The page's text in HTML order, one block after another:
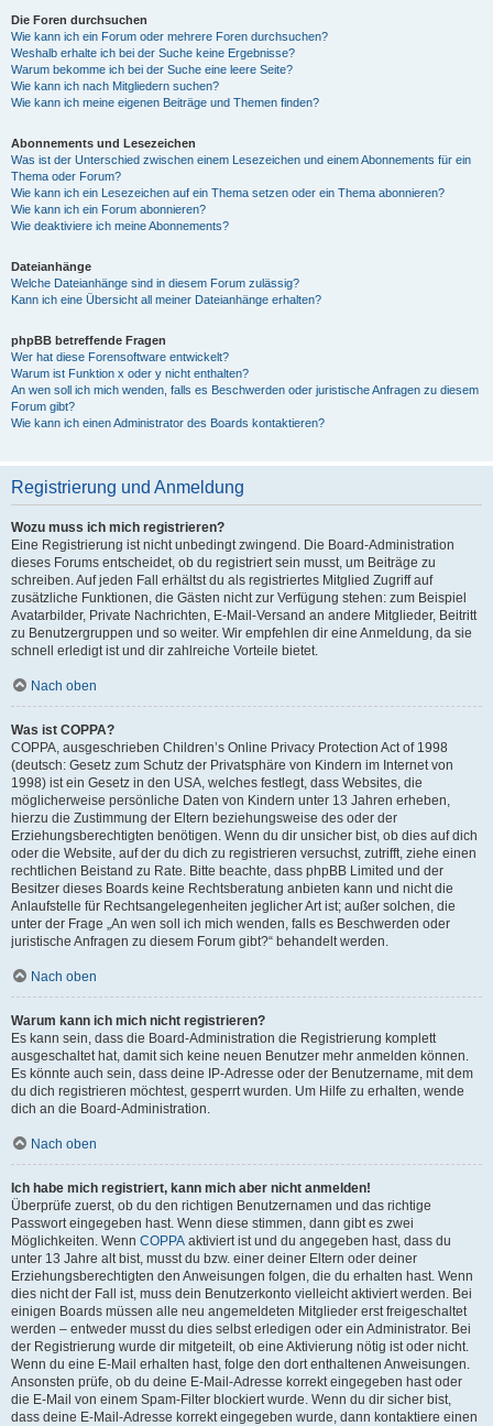
Die Foren durchsuchen
Wie kann ich ein Forum oder mehrere Foren durchsuchen?
Weshalb erhalte ich bei der Suche keine Ergebnisse?
Warum bekomme ich bei der Suche eine leere Seite?
Wie kann ich nach Mitgliedern suchen?
Wie kann ich meine eigenen Beiträge und Themen finden?
Abonnements und Lesezeichen
Was ist der Unterschied zwischen einem Lesezeichen und einem Abonnements für ein
Thema oder Forum?
Wie kann ich ein Lesezeichen auf ein Thema setzen oder ein Thema abonnieren?
Wie kann ich ein Forum abonnieren?
Wie deaktiviere ich meine Abonnements?
Dateianhänge
Welche Dateianhänge sind in diesem Forum zulässig?
Kann ich eine Übersicht all meiner Dateianhänge erhalten?
phpBB betreffende Fragen
Wer hat diese Forensoftware entwickelt?
Warum ist Funktion x oder y nicht enthalten?
An wen soll ich mich wenden, falls es Beschwerden oder juristische Anfragen zu diesem
Forum gibt?
Wie kann ich einen Administrator des Boards kontaktieren?
Registrierung und Anmeldung
Wozu muss ich mich registrieren?
Eine Registrierung ist nicht unbedingt zwingend. Die Board-Administration
dieses Forums entscheidet, ob du registriert sein musst, um Beiträge zu
schreiben. Auf jeden Fall erhältst du als registriertes Mitglied Zugriff auf
zusätzliche Funktionen, die Gästen nicht zur Verfügung stehen: zum Beispiel
Avatarbilder, Private Nachrichten, E-Mail-Versand an andere Mitglieder, Beitritt
zu Benutzergruppen und so weiter. Wir empfehlen dir eine Anmeldung, da sie
schnell erledigt ist und dir zahlreiche Vorteile bietet.
Nach oben
Was ist COPPA?
COPPA, ausgeschrieben Children’s Online Privacy Protection Act of 1998
(deutsch: Gesetz zum Schutz der Privatsphäre von Kindern im Internet von
1998) ist ein Gesetz in den USA, welches festlegt, dass Websites, die
möglicherweise persönliche Daten von Kindern unter 13 Jahren erheben,
hierzu die Zustimmung der Eltern beziehungsweise des oder der
Erziehungsberechtigten benötigen. Wenn du dir unsicher bist, ob dies auf dich
oder die Website, auf der du dich zu registrieren versuchst, zutrifft, ziehe einen
rechtlichen Beistand zu Rate. Bitte beachte, dass phpBB Limited und der
Besitzer dieses Boards keine Rechtsberatung anbieten kann und nicht die
Anlaufstelle für Rechtsangelegenheiten jeglicher Art ist; außer solchen, die
unter der Frage „An wen soll ich mich wenden, falls es Beschwerden oder
juristische Anfragen zu diesem Forum gibt?“ behandelt werden.
Nach oben
Warum kann ich mich nicht registrieren?
Es kann sein, dass die Board-Administration die Registrierung komplett
ausgeschaltet hat, damit sich keine neuen Benutzer mehr anmelden können.
Es könnte auch sein, dass deine IP-Adresse oder der Benutzername, mit dem
du dich registrieren möchtest, gesperrt wurden. Um Hilfe zu erhalten, wende
dich an die Board-Administration.
Nach oben
Ich habe mich registriert, kann mich aber nicht anmelden!
Überprüfe zuerst, ob du den richtigen Benutzernamen und das richtige
Passwort eingegeben hast. Wenn diese stimmen, dann gibt es zwei
Möglichkeiten. Wenn COPPA aktiviert ist und du angegeben hast, dass du
unter 13 Jahre alt bist, musst du bzw. einer deiner Eltern oder deiner
Erziehungsberechtigten den Anweisungen folgen, die du erhalten hast. Wenn
dies nicht der Fall ist, muss dein Benutzerkonto vielleicht aktiviert werden. Bei
einigen Boards müssen alle neu angemeldeten Mitglieder erst freigeschaltet
werden – entweder musst du dies selbst erledigen oder ein Administrator. Bei
der Registrierung wurde dir mitgeteilt, ob eine Aktivierung nötig ist oder nicht.
Wenn du eine E-Mail erhalten hast, folge den dort enthaltenen Anweisungen.
Ansonsten prüfe, ob du deine E-Mail-Adresse korrekt eingegeben hast oder
die E-Mail von einem Spam-Filter blockiert wurde. Wenn du dir sicher bist,
dass deine E-Mail-Adresse korrekt eingegeben wurde, dann kontaktiere einen